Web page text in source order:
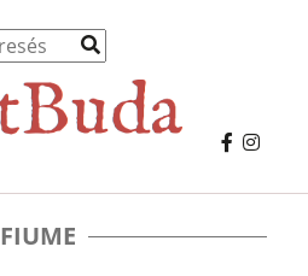
FIUME